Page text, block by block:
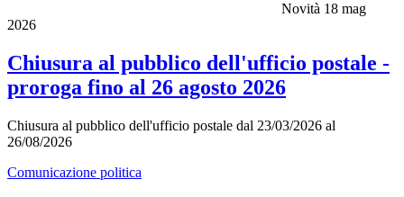
Novità 18 mag
2026
Chiusura al pubblico dell'ufficio postale -
proroga fino al 26 agosto 2026
Chiusura al pubblico dell'ufficio postale dal 23/03/2026 al
26/08/2026
Comunicazione politica